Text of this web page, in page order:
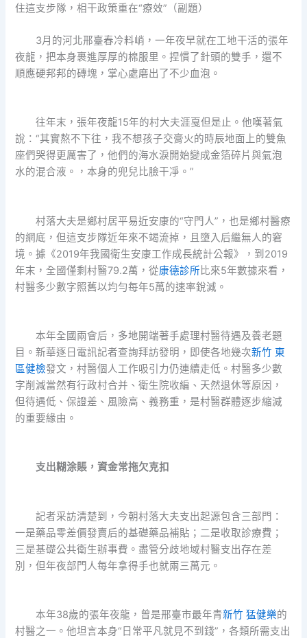
住這支步隊，相干政策重在“療效”（副題）
3月的河北邢臺春冷料峭，一年夜早就在工地干活的張年
夜龍，把本身裹進厚厚的棉服里。捏慣了針頭的雙手，還不
順應硬邦邦的磚塊，掌心處磨出了不少血泡。
往年末，張年夜龍15年的村大夫涯戛但是止。他嘆著氣
說：“其實熬不下往，我不想孩子交膏火的時辰地面上的雙魚
座們哭得更厲害了，他們的海水淚開始變成金箔碎片與氣泡
水的混合液。，本身的兜兒比臉干凈。”
村落大夫是鄉村居平易近安康的“守門人”，也是鄉村醫療
的網底，但這支步隊近年來不竭流掉，且墮入后繼無人的窘
境。據《2019年我國衛生安康工作成長統計公報》，到2019
年末，全國僅剩村醫79.2萬，從康德診所 比來5年數據來看，
村醫多少數字照舊以均勻每年5萬的速率銳減。
本年全國兩會后，多地開端著手處理村醫待遇及養老題
目。新華逐日電訊記者查詢拜訪發明，即使各地幾次新竹 東
區健檢發文，村醫個人工作吸引力仍連續走低。村醫多少數
字削減當然有行政村合并、衛生院收編、天然退休等原因，
但待遇低、保證差、風險高、義務重，是村醫群體逐步縮減
的重要緣由。
支出糊涂賬，資金常拖欠克扣
記者采訪清楚到，今朝村落大夫支出起源包含三部門：
一是藥品零差價發賣后的基礎藥品補貼；二是收取診療費；
三是基礎公共衛生辦事費。盡管分歧地域村醫支出存在差
別，但年夜部門人每年拿得手也就兩三萬元。
本年38歲的張年夜龍，曾是邢臺市最年青新竹 猛健樂的
村醫之一。他坦言本身“日常平凡就見不到錢”，各類所需支出